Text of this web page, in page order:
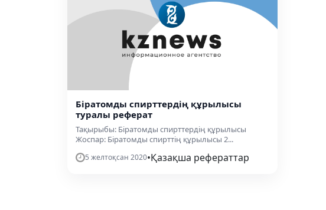
Біратомды спирттердің құрылысы
туралы реферат
Тақырыбы: Біратомды спирттердің құрылысы
Жоспар: Біратомды спирттің құрылысы 2...
5 желтоқсан 2020•Қазақша рефераттар